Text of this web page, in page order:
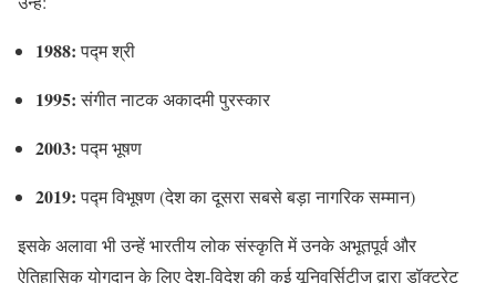
1988:पद्म श्री
1995:संगीत नाटक अकादमी पुरस्कार
2003:पद्म भूषण
2019:पद्म विभूषण (देश का दूसरा सबसे बड़ा नागरिक सम्मान)
इसके अलावा भी उन्हें भारतीय लोक संस्कृति में उनके अभूतपूर्व और
ऐतिहासिक योगदान के लिए देश-विदेश की कई यूनिवर्सिटीज द्वारा डॉक्टरेट